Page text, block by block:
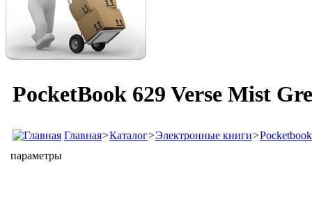
PocketBook 629 Verse Mist
Главная>Каталог>Электронные книги>Pocketbook
параметры